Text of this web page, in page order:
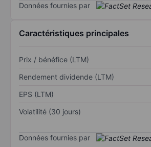
Données fournies par
Caractéristiques principales
Prix / bénéfice (LTM)
Rendement dividende (LTM)
EPS (LTM)
Volatilité (30 jours)
Données fournies par